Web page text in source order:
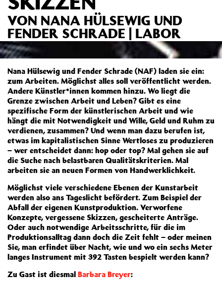
VON NANA HÜLSEWIG UND
FENDER SCHRADE | LABOR
Nana Hülsewig und Fender Schrade (NAF) laden sie ein:
zum Arbeiten. Möglichst alles soll veröffentlicht werden.
Andere Künstler*innen kommen hinzu. Wo liegt die
Grenze zwischen Arbeit und Leben? Gibt es eine
spezifische Form der künstlerischen Arbeit und wie
hängt die mit Notwendigkeit und Wille, Geld und Ruhm zu
verdienen, zusammen? Und wenn man dazu berufen ist,
etwas im kapitalistischen Sinne Wertloses zu produzieren
– wer entscheidet dann: hop oder top? Mal gehen sie auf
die Suche nach belastbaren Qualitätskriterien. Mal
arbeiten sie an neuen Formen von Handwerklichkeit.
Möglichst viele verschiedene Ebenen der Kunstarbeit
werden also ans Tageslicht befördert. Zum Beispiel der
Abfall der eigenen Kunstproduktion. Verworfene
Konzepte, vergessene Skizzen, gescheiterte Anträge.
Oder auch notwendige Arbeitsschritte, für die im
Produktionsalltag dann doch die Zeit fehlt – oder meinen
Sie, man erfindet über Nacht, wie und wo ein sechs Meter
langes Instrument mit 392 Tasten bespielt werden kann?
Zu Gast ist diesmal Barbara Breyer: